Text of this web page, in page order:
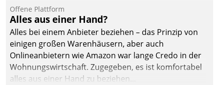
einsehen und ändern
oder
Schadensmeldungen
abgeben – rund um die
Uhr.
Offene Plattform
Alles aus einer Hand?
Alles bei einem Anbieter beziehen – das Prinzip von
einigen großen Warenhäusern, aber auch
Onlineanbietern wie Amazon war lange Credo in der
Wohnungswirtschaft. Zugegeben, es ist komfortabel
alles aus einer Hand zu beziehen...